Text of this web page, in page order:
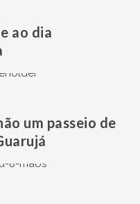
ao dia
um passeio de